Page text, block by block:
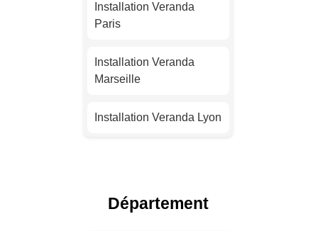
Installation Veranda
Paris
Installation Veranda
Marseille
Installation Veranda Lyon
Installation Veranda Nice
Département